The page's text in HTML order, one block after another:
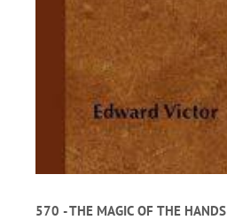
570 - THE MAGIC OF THE HANDS